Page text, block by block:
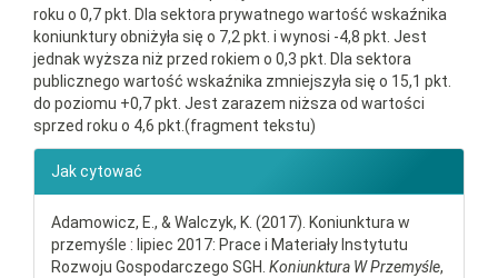
roku o 0,7 pkt. Dla sektora prywatnego wartość wskaźnika
koniunktury obniżyła się o 7,2 pkt. i wynosi -4,8 pkt. Jest
jednak wyższa niż przed rokiem o 0,3 pkt. Dla sektora
publicznego wartość wskaźnika zmniejszyła się o 15,1 pkt.
do poziomu +0,7 pkt. Jest zarazem niższa od wartości
sprzed roku o 4,6 pkt.(fragment tekstu)
Jak cytować
Adamowicz, E., & Walczyk, K. (2017). Koniunktura w
przemyśle : lipiec 2017: Prace i Materiały Instytutu
Rozwoju Gospodarczego SGH. Koniunktura W Przemyśle,